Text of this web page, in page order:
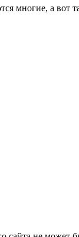
многие, а вот